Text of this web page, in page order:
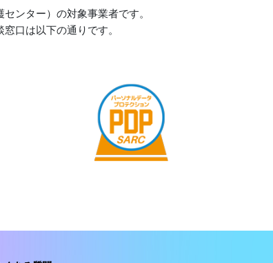
ンター）の対象事業者です。
口は以下の通りです。